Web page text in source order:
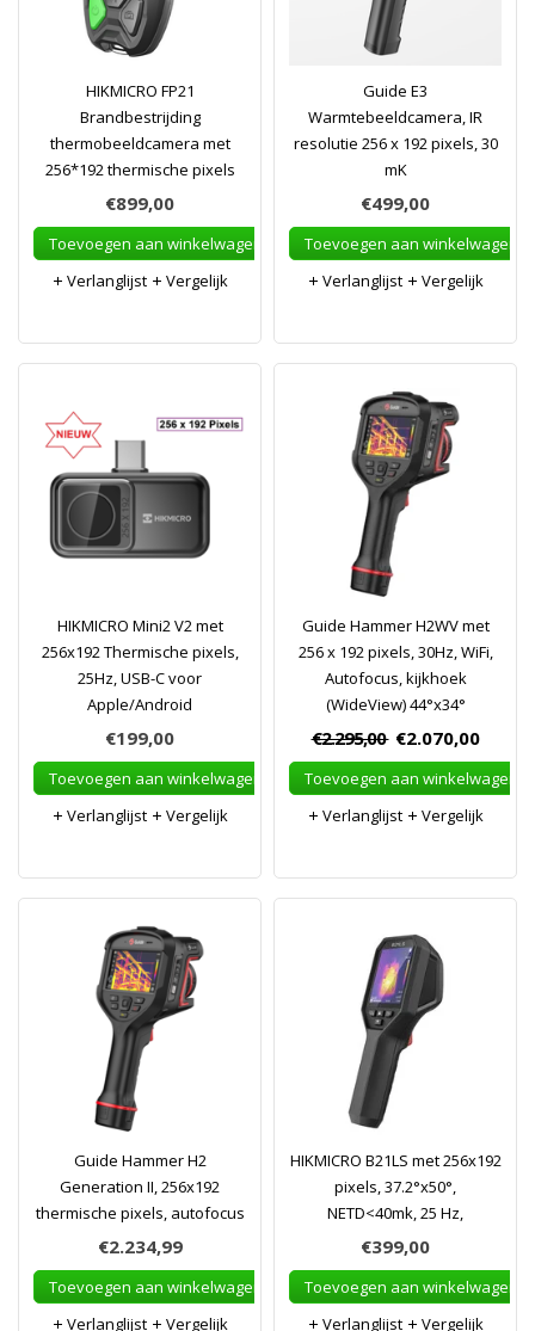
HIKMICRO FP21
Brandbestrijding
thermobeeldcamera met
256*192 thermische pixels
€899,00
Toevoegen aan winkelwagen
Verlanglijst
Vergelijk
Guide E3
Warmtebeeldcamera, IR
resolutie 256 x 192 pixels, 30
mK
€499,00
Toevoegen aan winkelwagen
Verlanglijst
Vergelijk
HIKMICRO Mini2 V2 met
256x192 Thermische pixels,
25Hz, USB-C voor
Apple/Android
€199,00
Toevoegen aan winkelwagen
Verlanglijst
Vergelijk
Guide Hammer H2WV met
256 x 192 pixels, 30Hz, WiFi,
Autofocus, kijkhoek
(WideView) 44°x34°
€2.295,00 €2.070,00
Toevoegen aan winkelwagen
Verlanglijst
Vergelijk
Guide Hammer H2
Generation II, 256x192
thermische pixels, autofocus
€2.234,99
Toevoegen aan winkelwagen
Verlanglijst
Vergelijk
HIKMICRO B21LS met 256x192
pixels, 37.2°x50°,
NETD<40mk, 25 Hz,
€399,00
Toevoegen aan winkelwagen
Verlanglijst
Vergelijk